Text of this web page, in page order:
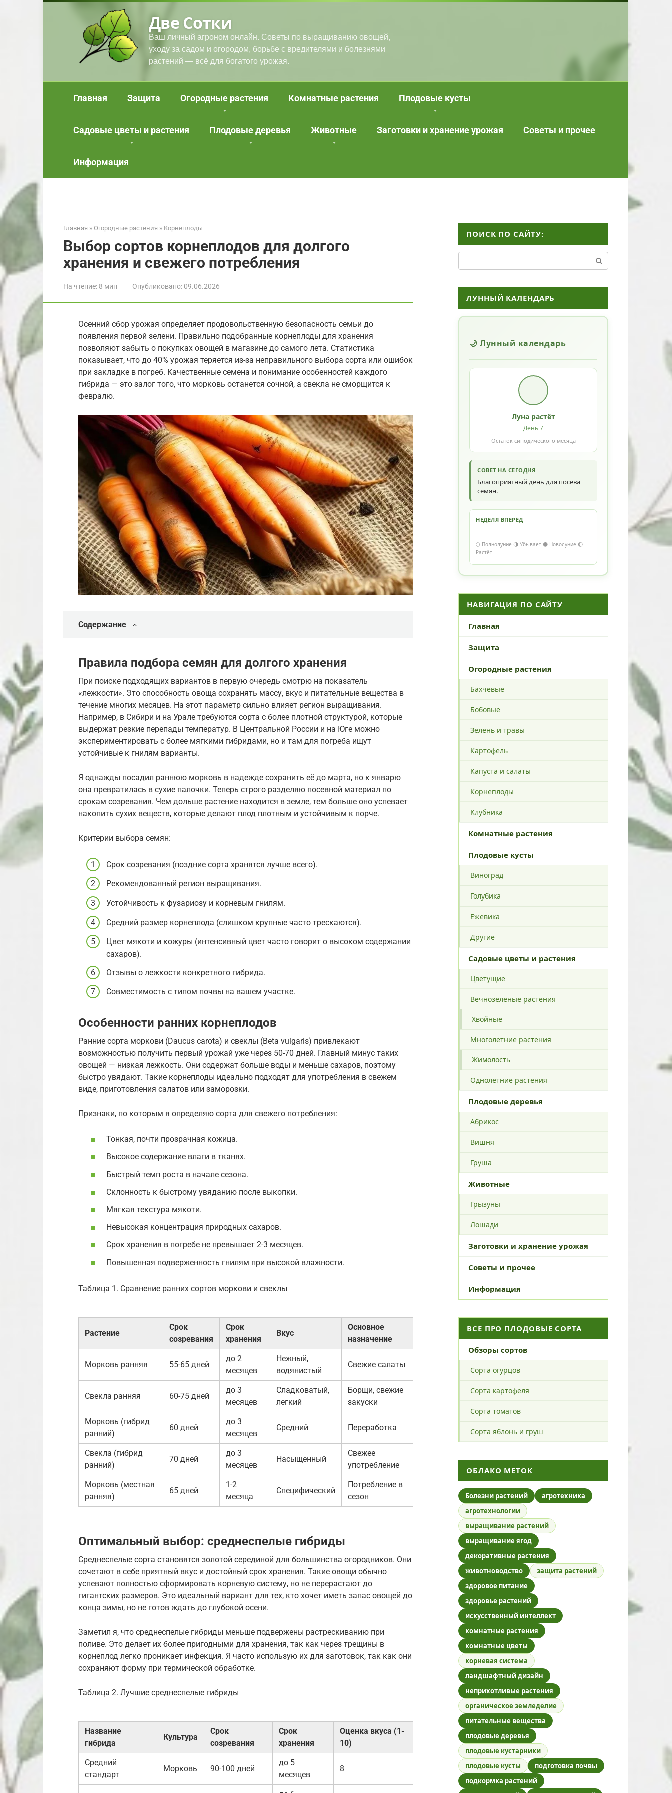
Две Сотки
Ваш личный агроном онлайн. Советы по выращиванию овощей,
уходу за садом и огородом, борьбе с вредителями и болезнями
растений — всё для богатого урожая.
Главная Защита Огородные растения Комнатные растения Плодовые кусты
Садовые цветы и растения Плодовые деревья Животные Заготовки и хранение урожая Советы и прочее
Информация
Главная » Огородные растения » Корнеплоды
Выбор сортов корнеплодов для долгого
хранения и свежего потребления
На чтение: 8 мин Опубликовано: 09.06.2026
Осенний сбор урожая определяет продовольственную безопасность семьи до
появления первой зелени. Правильно подобранные корнеплоды для хранения
позволяют забыть о покупках овощей в магазине до самого лета. Статистика
показывает, что до 40% урожая теряется из-за неправильного выбора сорта или ошибок
при закладке в погреб. Качественные семена и понимание особенностей каждого
гибрида — это залог того, что морковь останется сочной, а свекла не сморщится к
февралю.
Содержание
Правила подбора семян для долгого хранения
При поиске подходящих вариантов в первую очередь смотрю на показатель
«лежкости». Это способность овоща сохранять массу, вкус и питательные вещества в
течение многих месяцев. На этот параметр сильно влияет регион выращивания.
Например, в Сибири и на Урале требуются сорта с более плотной структурой, которые
выдержат резкие перепады температур. В Центральной России и на Юге можно
экспериментировать с более мягкими гибридами, но и там для погреба ищут
устойчивые к гнилям варианты.
Я однажды посадил раннюю морковь в надежде сохранить её до марта, но к январю
она превратилась в сухие палочки. Теперь строго разделяю посевной материал по
срокам созревания. Чем дольше растение находится в земле, тем больше оно успевает
накопить сухих веществ, которые делают плод плотным и устойчивым к порче.
Критерии выбора семян:
Срок созревания (поздние сорта хранятся лучше всего).
Рекомендованный регион выращивания.
Устойчивость к фузариозу и корневым гнилям.
Средний размер корнеплода (слишком крупные часто трескаются).
Цвет мякоти и кожуры (интенсивный цвет часто говорит о высоком содержании
сахаров).
Отзывы о лежкости конкретного гибрида.
Совместимость с типом почвы на вашем участке.
Особенности ранних корнеплодов
Ранние сорта моркови (Daucus carota) и свеклы (Beta vulgaris) привлекают
возможностью получить первый урожай уже через 50-70 дней. Главный минус таких
овощей — низкая лежкость. Они содержат больше воды и меньше сахаров, поэтому
быстро увядают. Такие корнеплоды идеально подходят для употребления в свежем
виде, приготовления салатов или заморозки.
Признаки, по которым я определяю сорта для свежего потребления:
Тонкая, почти прозрачная кожица.
Высокое содержание влаги в тканях.
Быстрый темп роста в начале сезона.
Склонность к быстрому увяданию после выкопки.
Мягкая текстура мякоти.
Невысокая концентрация природных сахаров.
Срок хранения в погребе не превышает 2-3 месяцев.
Повышенная подверженность гнилям при высокой влажности.
Таблица 1. Сравнение ранних сортов моркови и свеклы
Растение
Срок
созревания
Срок
хранения
Вкус
Основное
назначение
Морковь ранняя 55-65 дней
до 2
месяцев
Нежный,
водянистый
Свежие салаты
Свекла ранняя 60-75 дней
до 3
месяцев
Сладковатый,
легкий
Борщи, свежие
закуски
Морковь (гибрид
ранний)
60 дней
до 3
месяцев
Средний Переработка
Свекла (гибрид
ранний)
70 дней
до 3
месяцев
Насыщенный
Свежее
употребление
Морковь (местная
ранняя)
65 дней
1-2
месяца
Специфический
Потребление в
сезон
Оптимальный выбор: среднеспелые гибриды
Среднеспелые сорта становятся золотой серединой для большинства огородников. Они
сочетают в себе приятный вкус и достойный срок хранения. Такие овощи обычно
успевают полностью сформировать корневую систему, но не перерастают до
гигантских размеров. Это идеальный вариант для тех, кто хочет иметь запас овощей до
конца зимы, но не готов ждать до глубокой осени.
Заметил я, что среднеспелые гибриды меньше подвержены растрескиванию при
поливе. Это делает их более пригодными для хранения, так как через трещины в
корнеплод легко проникает инфекция. Я часто использую их для заготовок, так как они
сохраняют форму при термической обработке.
Таблица 2. Лучшие среднеспелые гибриды
Название
гибрида
Культура
Срок
созревания
Срок
хранения
Оценка вкуса (1-
10)
Средний
стандарт
Морковь 90-100 дней
до 5
месяцев
8
ПОИСК ПО САЙТУ:
ЛУННЫЙ КАЛЕНДАРЬ
🌙 Лунный календарь
Луна растёт
День 7
Остаток синодического месяца
СОВЕТ НА СЕГОДНЯ
Благоприятный день для посева
семян.
НЕДЕЛЯ ВПЕРЁД
🌕 Полнолуние 🌗 Убывает 🌑 Новолуние 🌔
Растёт
НАВИГАЦИЯ ПО САЙТУ
Главная
Защита
Огородные растения
Бахчевые
Бобовые
Зелень и травы
Картофель
Капуста и салаты
Корнеплоды
Клубника
Комнатные растения
Плодовые кусты
Виноград
Голубика
Ежевика
Другие
Садовые цветы и растения
Цветущие
Вечнозеленые растения
Хвойные
Многолетние растения
Жимолость
Однолетние растения
Плодовые деревья
Абрикос
Вишня
Груша
Животные
Грызуны
Лошади
Заготовки и хранение урожая
Советы и прочее
Информация
ВСЕ ПРО ПЛОДОВЫЕ СОРТА
Обзоры сортов
Сорта огурцов
Сорта картофеля
Сорта томатов
Сорта яблонь и груш
ОБЛАКО МЕТОК
Болезни растений
агротехника
агротехнологии
выращивание растений
выращивание ягод
декоративные растения
животноводство
защита растений
здоровое питание
здоровье растений
искусственный интеллект
комнатные растения
комнатные цветы
корневая система
ландшафтный дизайн
неприхотливые растения
органическое земледелие
питательные вещества
плодовые деревья
плодовые кустарники
плодовые кусты
подготовка почвы
подкормка растений